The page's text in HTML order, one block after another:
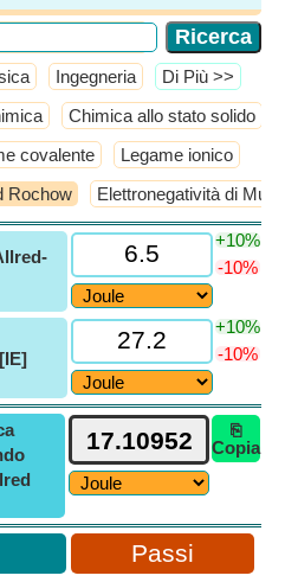
Ingegneria ​Di Più >>
Chimica allo stato solido
covalente Legame ionico
Rochow Elettronegatività di
+10%
-10%
+10%
-10%
⎘
Copia
Passi